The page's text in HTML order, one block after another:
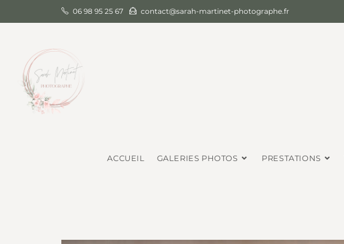
06 98 95 25 67 contact@sarah-martinet-photographe.fr
ACCUEIL GALERIES PHOTOS PRESTATIONS